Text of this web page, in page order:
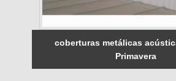
coberturas metálicas
Primavera